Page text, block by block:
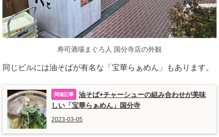
寿司酒場まぐろ人 国分寺店の外観
同じビルには油そばが有名な「宝華らぁめん」もあります。
油そば+チャーシューの組み合わせが美味
しい「宝華らぁめん」国分寺
2023-03-05